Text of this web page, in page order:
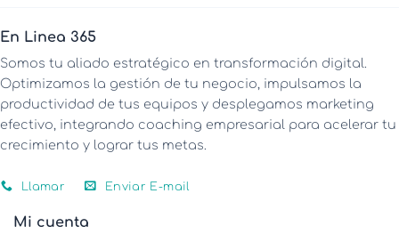
En Linea 365
Somos tu aliado estratégico en transformación digital.
Optimizamos la gestión de tu negocio, impulsamos la
productividad de tus equipos y desplegamos marketing
efectivo, integrando coaching empresarial para acelerar tu
crecimiento y lograr tus metas.
Llamar Enviar E-mail
Mi cuenta